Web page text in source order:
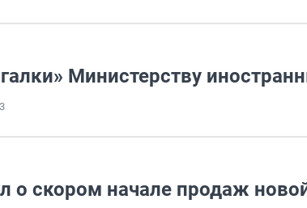
Министерству
3
о скором начале продаж